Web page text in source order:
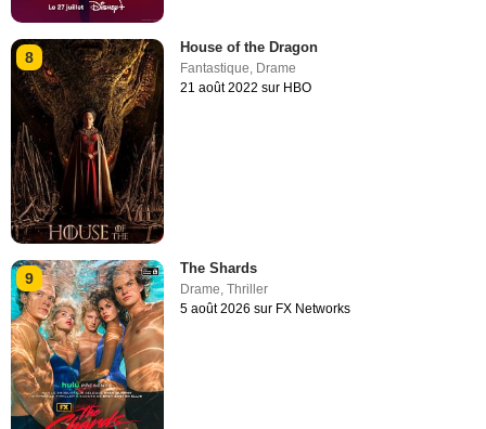
8
House of the Dragon
Fantastique, Drame
21 août 2022 sur HBO
9
The Shards
Drame ,Thriller
5 août 2026 sur FX Networks